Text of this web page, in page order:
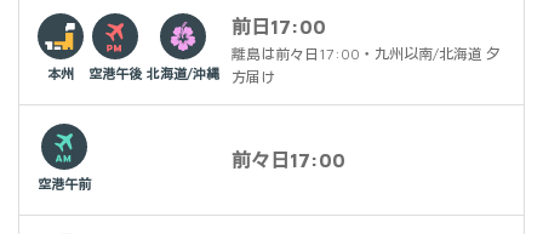
本州 空港午後 北海道/沖縄
前日17:00
離島は前々日17:00・九州以南/北海道 夕
方届け
空港午前
前々日17:00